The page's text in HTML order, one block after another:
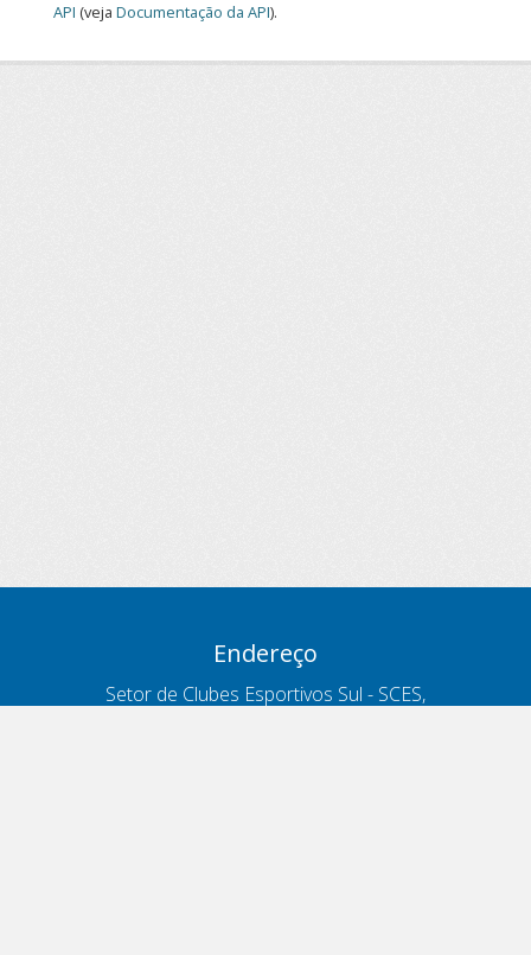
API (veja Documentação da API).
Endereço
Setor de Clubes Esportivos Sul - SCES,